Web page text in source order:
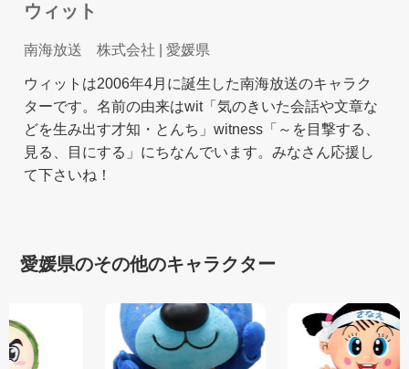
ウィット
南海放送 株式会社 | 愛媛県
ウィットは2006年4月に誕生した南海放送のキャラク
ターです。名前の由来はwit「気のきいた会話や文章な
どを生み出す才知・とんち」witness「～を目撃する、
見る、目にする」にちなんでいます。みなさん応援し
て下さいね！
愛媛県のその他のキャラクター